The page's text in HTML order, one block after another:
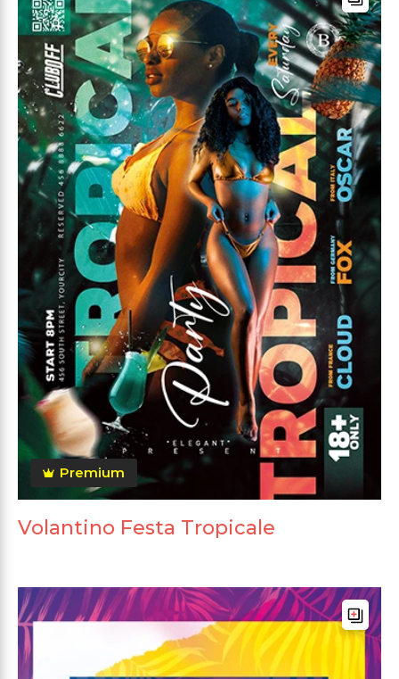
Premium
Volantino Festa Tropicale